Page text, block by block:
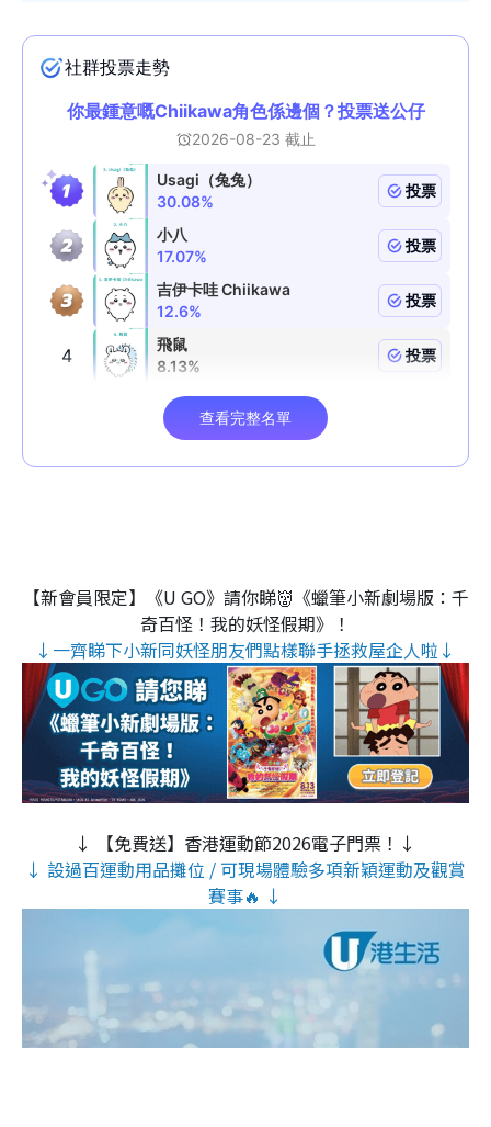
【新會員限定】《U GO》請你睇👹《蠟筆小新劇場版：千
奇百怪！我的妖怪假期》！
↓一齊睇下小新同妖怪朋友們點樣聯手拯救屋企人啦↓
↓ 【免費送】香港運動節2026電子門票！↓
↓ 設過百運動用品攤位 / 可現場體驗多項新穎運動及觀賞
賽事🔥 ↓